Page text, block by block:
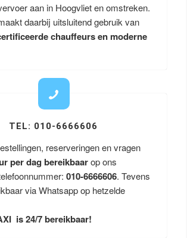
aan in Hoogvliet en omstreken.
daarbij uitsluitend gebruik van
chauffeurs en moderne
TEL: 010-6666606
reserveringen en vragen
per dag bereikbaarop ons
010-6666606. Tevens
via Whatsapp op hetzelde
is 24/7 bereikbaar!